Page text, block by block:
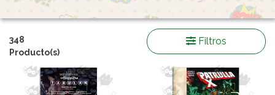
348
Producto(s)
Filtros